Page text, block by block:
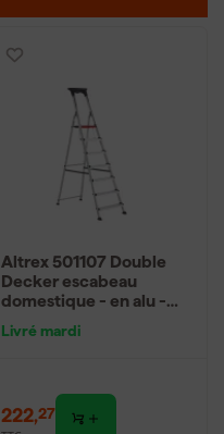
Altrex 501107 Double
Decker escabeau
domestique - en alu -
Livré mardi
222,27